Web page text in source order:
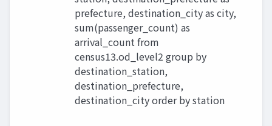
prefecture, destination_city as city,
sum(passenger_count) as
arrival_count from
census13.od_level2 group by
destination_station,
destination_prefecture,
destination_city order by station